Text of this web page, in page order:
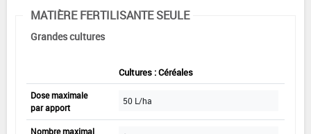
MATIÈRE FERTILISANTE SEULE
Grandes cultures
Cultures : Céréales
Dose maximale
par apport
50 L/ha
Nombre maximal